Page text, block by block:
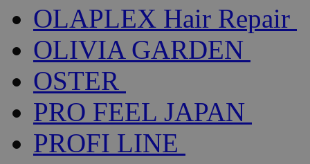
OLAPLEX Hair Repair
OLIVIA GARDEN
OSTER
PRO FEEL JAPAN
PROFI LINE